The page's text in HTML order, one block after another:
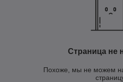
Страница не
Похоже, мы не можем